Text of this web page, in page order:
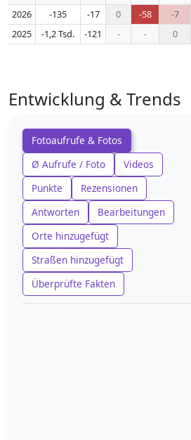
2026 -135 -17 0 -58 -7
2025
-1,2 Tsd. -121 - - 0
Entwicklung & Trends
Fotoaufrufe & Fotos
Ø Aufrufe / Foto
Videos
Punkte
Rezensionen
Antworten
Bearbeitungen
Orte hinzugefügt
Straßen hinzugefügt
Überprüfte Fakten